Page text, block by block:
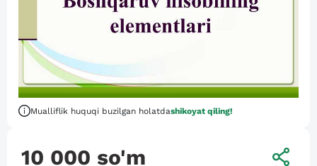
Mualliflik huquqi buzilgan holatdashikoyat qiling!
10 000 so'm